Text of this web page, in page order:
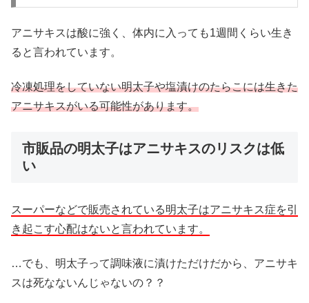
アニサキスは酸に強く、体内に入っても1週間くらい生き
ると言われています。
冷凍処理をしていない明太子や塩漬けのたらこには生きた
アニサキスがいる可能性があります。
市販品の明太子はアニサキスのリスクは低
い
スーパーなどで販売されている明太子はアニサキス症を引
き起こす心配はないと言われています。
…でも、明太子って調味液に漬けただけだから、アニサキ
スは死なないんじゃないの？？